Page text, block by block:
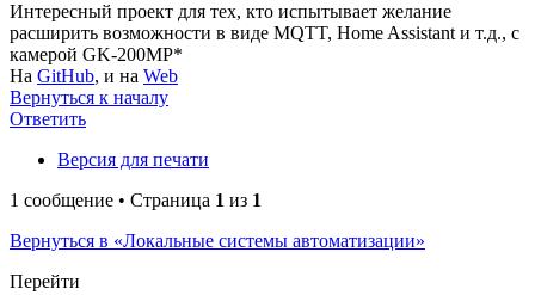
Интересный проект для тех, кто испытывает желание
расширить возможности в виде MQTT, Home Assistant и т.д., с
камерой GK-200MP*
На GitHub, и на Web
Вернуться к началу
Ответить
Версия для печати
1 сообщение • Страница 1 из 1
Вернуться в «Локальные системы автоматизации»
Перейти